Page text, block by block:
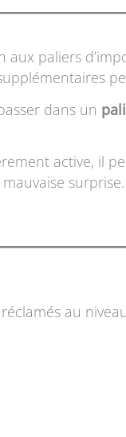
paliers
dans un
active, il
mauvaise
au